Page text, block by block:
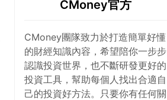
CMoney官方
CMoney團隊致力於打造簡單好懂
的財經知識內容，希望陪你一步步
認識投資世界，也不斷研發更好的
投資工具，幫助每個人找出合適自
己的投資好方法。只要你有任何關